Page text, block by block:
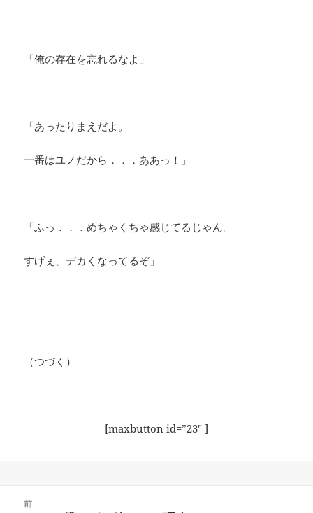
「俺の存在を忘れるなよ」
「あったりまえだよ。
一番はユノだから．．．ああっ！」
「ふっ．．．めちゃくちゃ感じてるじゃん。
すげぇ、デカくなってるぞ」
（つづく）
[maxbutton id=”23″ ]
前